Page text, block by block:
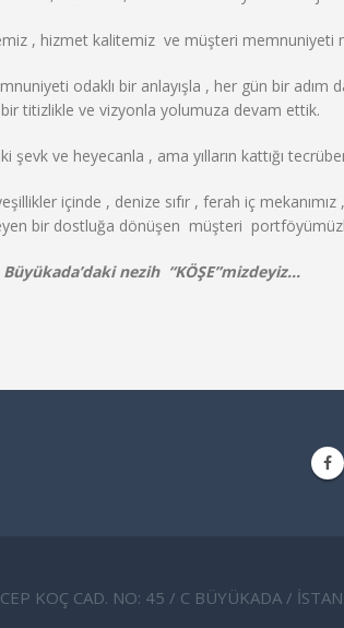
, hizmet kalitemiz ve müşteri memnuniyeti
odaklı bir anlayışla , her gün bir
bir titizlikle ve vizyonla yolumuza devam ettik.
şevk ve heyecanla , ama yılların kattığı
içinde , denize sıfır , ferah iç
bir dostluğa dönüşen müşteri
nezih “KÖŞE”mizdeyiz…
KOÇ CAD. NO: 45 / C BÜYÜKADA /